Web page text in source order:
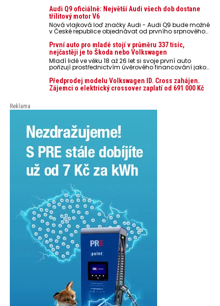
nebezpečí pro odložené mobilní telefony, powerbanky
nebo notebooky. Můžou urychlit stárnutí baterií,
poškodit elektroniku a ve výjimečných případech i
zvýšit riziko požáru.
Audi Q9 oficiálně: Největší Audi všech dob dostane
třílitový motor V6
Nová vlajková loď značky Audi - Audi Q9 bude možné
v České republice objednávat od prvního srpnového
První auto pro mladé stojí v průměru 337 tisíc,
nejčastěji je to Škoda nebo Volkswagen
Mladí lidé ve věku 18 až 26 let si svoje první auto
pořizují prostřednictvím úvěrového financování jako
auto. Průměrná pořizovací cena vozu dosahuje 337
tisíc korun a průměrná financovaná částka
přesahuje 251 tisíc korun. Vyplývá to z dat Leasingu
Předprodej modelu Volkswagen ID. Cross zahájen.
Zájemci o elektrický crossover zaplatí od 691 000 Kč
Reklama